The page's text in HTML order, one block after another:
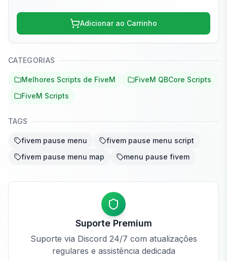
Adicionar ao Carrinho
CATEGORIAS
Melhores Scripts de FiveM
FiveM QBCore Scripts
FiveM Scripts
TAGS
fivem pause menu
fivem pause menu script
fivem pause menu map
menu pause fivem
Suporte Premium
Suporte via Discord 24/7 com atualizações
regulares e assistência dedicada